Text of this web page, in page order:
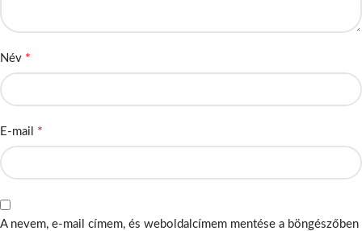
Név *
E-mail *
A nevem, e-mail címem, és weboldalcímem mentése a böngészőben